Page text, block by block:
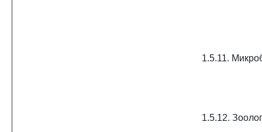
1.5.11.
1.5.12.